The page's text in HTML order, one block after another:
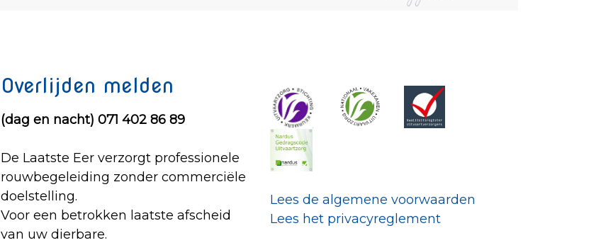
Overlijden melden
(dag en nacht) 071 402 86 89
De Laatste Eer verzorgt professionele
rouwbegeleiding zonder commerciële
doelstelling.
Voor een betrokken laatste afscheid
van uw dierbare.
Lees de algemene voorwaarden
Lees het privacyreglement